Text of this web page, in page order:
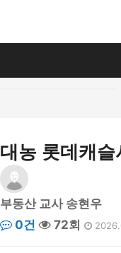
대농 롯데캐
부동산 교사 송현우
0건
72회